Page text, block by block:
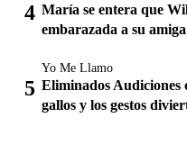
María se entera que
embarazada a su
Yo Me Llamo
Eliminados Audiciones
gallos y los gestos